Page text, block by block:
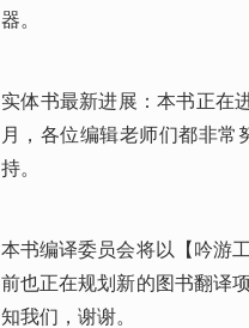
器。
实体书最新进展：本书正在
月，各位编辑老师们都非
持。
本书编译委员会将以【吟游
前也正在规划新的图书翻译
知我们，谢谢。